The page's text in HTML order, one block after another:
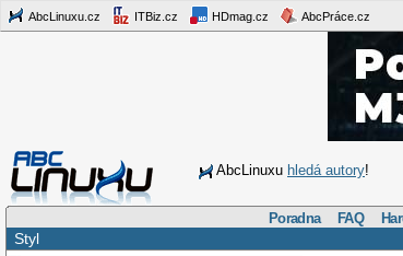
AbcLinuxu.cz ITBiz.cz HDmag.cz AbcPráce.cz
AbcLinuxu hledá autory!
Poradna FAQ
Styl